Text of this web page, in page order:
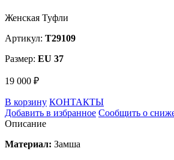
Женская Туфли
Артикул: T29109
Размер: EU 37
19 000 ₽
В корзину КОНТАКТЫ
Добавить в избранное Сообщить о
Описание
Материал: Замша